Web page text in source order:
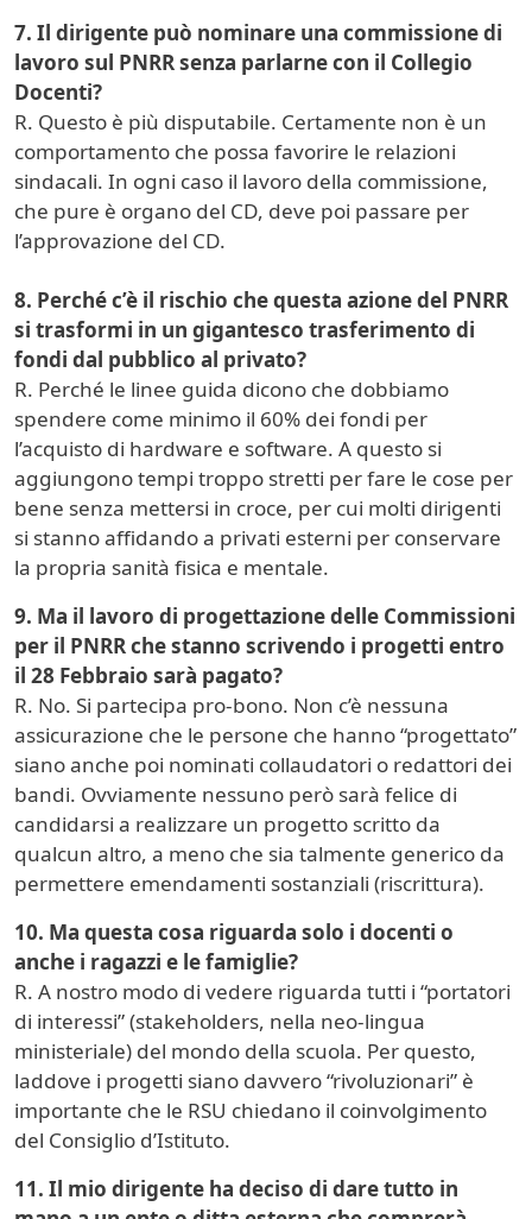
7. Il dirigente può nominare una commissione di
lavoro sul PNRR senza parlarne con il Collegio
Docenti?
R. Questo è più disputabile. Certamente non è un
comportamento che possa favorire le relazioni
sindacali. In ogni caso il lavoro della commissione,
che pure è organo del CD, deve poi passare per
l’approvazione del CD.
8. Perché c’è il rischio che questa azione del PNRR
si trasformi in un gigantesco trasferimento di
fondi dal pubblico al privato?
R. Perché le linee guida dicono che dobbiamo
spendere come minimo il 60% dei fondi per
l’acquisto di hardware e software. A questo si
aggiungono tempi troppo stretti per fare le cose per
bene senza mettersi in croce, per cui molti dirigenti
si stanno affidando a privati esterni per conservare
la propria sanità fisica e mentale.
9. Ma il lavoro di progettazione delle Commissioni
per il PNRR che stanno scrivendo i progetti entro
il 28 Febbraio sarà pagato?
R. No. Si partecipa pro-bono. Non c’è nessuna
assicurazione che le persone che hanno “progettato”
siano anche poi nominati collaudatori o redattori dei
bandi. Ovviamente nessuno però sarà felice di
candidarsi a realizzare un progetto scritto da
qualcun altro, a meno che sia talmente generico da
permettere emendamenti sostanziali (riscrittura).
10. Ma questa cosa riguarda solo i docenti o
anche i ragazzi e le famiglie?
R. A nostro modo di vedere riguarda tutti i “portatori
di interessi” (stakeholders, nella neo-lingua
ministeriale) del mondo della scuola. Per questo,
laddove i progetti siano davvero “rivoluzionari” è
importante che le RSU chiedano il coinvolgimento
del Consiglio d’Istituto.
11. Il mio dirigente ha deciso di dare tutto in